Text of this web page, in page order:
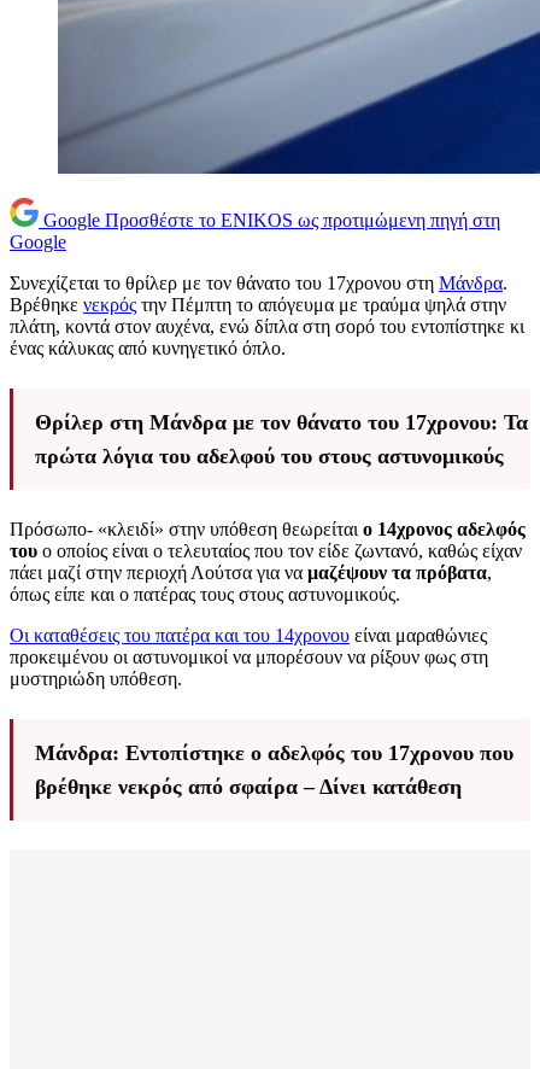
Google Προσθέστε το ENIKOS ως προτιμώμενη πηγή στη
Google
Συνεχίζεται το θρίλερ με τον θάνατο του 17χρονου στη Μάνδρα.
Βρέθηκε νεκρός την Πέμπτη το απόγευμα με τραύμα ψηλά στην
πλάτη, κοντά στον αυχένα, ενώ δίπλα στη σορό του εντοπίστηκε κι
ένας κάλυκας από κυνηγετικό όπλο.
Θρίλερ στη Μάνδρα με τον θάνατο του 17χρονου: Τα
πρώτα λόγια του αδελφού του στους αστυνομικούς
Πρόσωπο- «κλειδί» στην υπόθεση θεωρείται ο 14χρονος αδελφός
του ο οποίος είναι ο τελευταίος που τον είδε ζωντανό, καθώς είχαν
πάει μαζί στην περιοχή Λούτσα για να μαζέψουν τα πρόβατα,
όπως είπε και ο πατέρας τους στους αστυνομικούς.
Οι καταθέσεις του πατέρα και του 14χρονου είναι μαραθώνιες
προκειμένου οι αστυνομικοί να μπορέσουν να ρίξουν φως στη
μυστηριώδη υπόθεση.
Μάνδρα: Εντοπίστηκε ο αδελφός του 17χρονου που
βρέθηκε νεκρός από σφαίρα – Δίνει κατάθεση